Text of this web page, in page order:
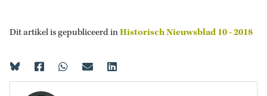
Dit artikel is gepubliceerd inHistorisch Nieuwsblad 10 - 2018